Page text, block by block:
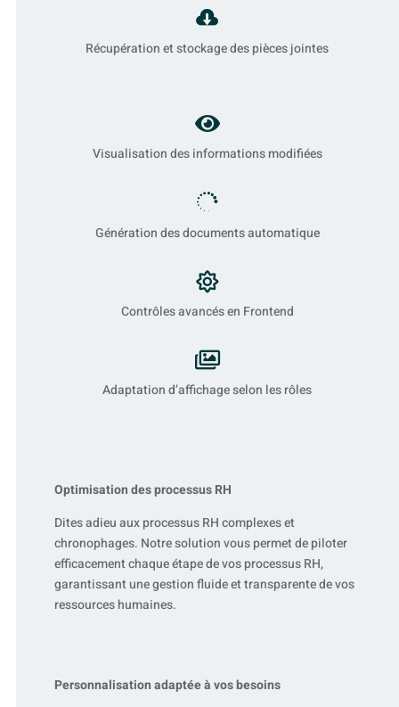

Récupération et stockage des pièces jointes

Visualisation des informations modifiées

Génération des documents automatique

Contrôles avancés en Frontend

Adaptation d’affichage selon les rôles
Optimisation des processus RH
Dites adieu aux processus RH complexes et
chronophages. Notre solution vous permet de piloter
efficacement chaque étape de vos processus RH,
garantissant une gestion fluide et transparente de vos
ressources humaines.
Personnalisation adaptée à vos besoins